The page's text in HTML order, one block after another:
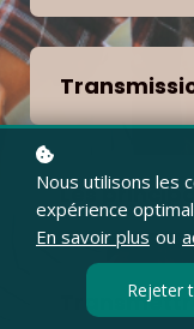
Les
Nous utilisons les
expérience
En savoir plus ou
Rejeter